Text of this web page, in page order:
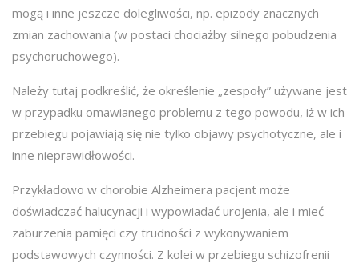
mogą i inne jeszcze dolegliwości, np. epizody znacznych
zmian zachowania (w postaci chociażby silnego pobudzenia
psychoruchowego).
Należy tutaj podkreślić, że określenie „zespoły” używane jest
w przypadku omawianego problemu z tego powodu, iż w ich
przebiegu pojawiają się nie tylko objawy psychotyczne, ale i
inne nieprawidłowości.
Przykładowo w chorobie Alzheimera pacjent może
doświadczać halucynacji i wypowiadać urojenia, ale i mieć
zaburzenia pamięci czy trudności z wykonywaniem
podstawowych czynności. Z kolei w przebiegu schizofrenii